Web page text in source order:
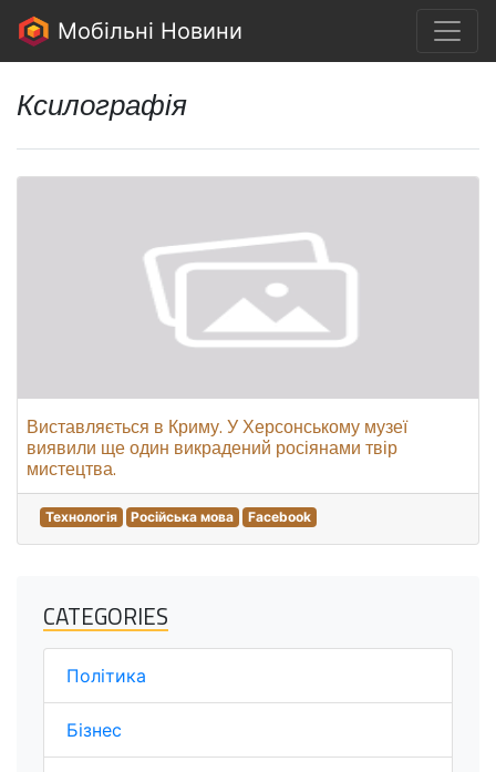
Мобільні Новини
Ксилографія
Виставляється в Криму. У Херсонському музеї
виявили ще один викрадений росіянами твір
мистецтва.
Технологія Російська мова Facebook
CATEGORIES
Політика
Бізнес